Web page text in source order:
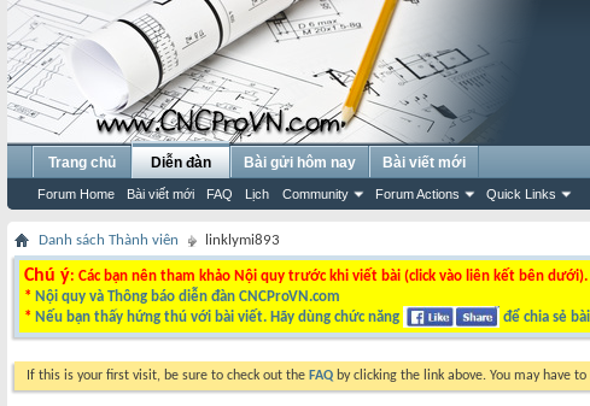
Trang chủ Diễn đàn
Forum Home Bài viết mới FAQ Lịch Community Forum Actions Quick Links
Bài gửi hôm nay Bài viết mới
Danh sách Thành viên linklymi893
Chú ý: Các bạn nên tham khảo Nội quy trước khi viết bài (click vào liên kết bên dưới).
* Nội quy và Thông báo diễn đàn CNCProVN.com
* Nếu bạn thấy hứng thú với bài viết. Hãy dùng chức năng để chia sẻ
If this is your first visit, be sure to check out the FAQ by clicking the link above. You may have to